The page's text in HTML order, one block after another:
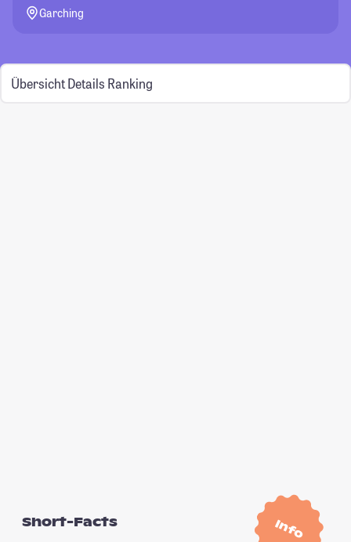
Garching
Übersicht Details Ranking
Info
Short-Facts